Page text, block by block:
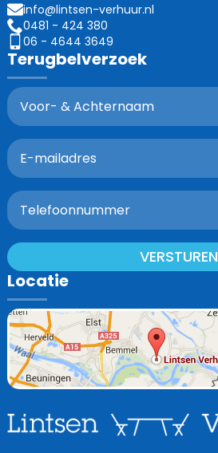
info@lintsen-verhuur.nl
0481 - 424 380
06 - 4644 3649
Terugbelverzoek
VERSTUREN
Locatie